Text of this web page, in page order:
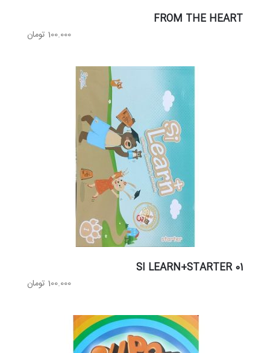
FROM THE HEART
100.000 تومان
SI LEARN+STARTER 01
100.000 تومان